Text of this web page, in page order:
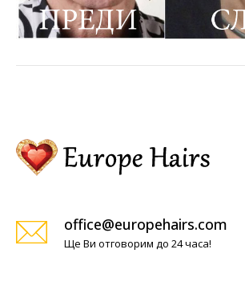
office@europehairs.com
Ще Ви отговорим до 24 часа!